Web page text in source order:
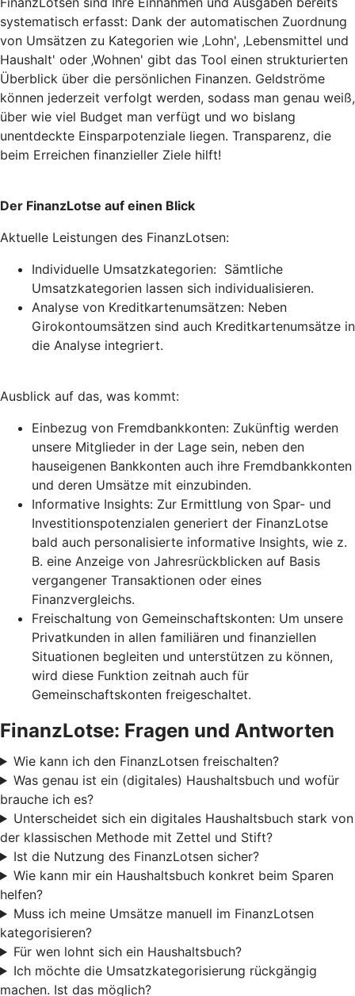
systematisch erfasst: Dank der automatischen Zuordnung
von Umsätzen zu Kategorien wie ‚Lohn', ‚Lebensmittel und
Haushalt' oder ‚Wohnen' gibt das Tool einen strukturierten
Überblick über die persönlichen Finanzen. Geldströme
können jederzeit verfolgt werden, sodass man genau weiß,
über wie viel Budget man verfügt und wo bislang
unentdeckte Einsparpotenziale liegen. Transparenz, die
beim Erreichen finanzieller Ziele hilft!
Der FinanzLotse auf einen Blick
Aktuelle Leistungen des FinanzLotsen:
Individuelle Umsatzkategorien: Sämtliche
Umsatzkategorien lassen sich individualisieren.
Analyse von Kreditkartenumsätzen: Neben
Girokontoumsätzen sind auch Kreditkartenumsätze in
die Analyse integriert.
Ausblick auf das, was kommt:
Einbezug von Fremdbankkonten: Zukünftig werden
unsere Mitglieder in der Lage sein, neben den
hauseigenen Bankkonten auch ihre Fremdbankkonten
und deren Umsätze mit einzubinden.
Informative Insights: Zur Ermittlung von Spar- und
Investitionspotenzialen generiert der FinanzLotse
bald auch personalisierte informative Insights, wie z.
B. eine Anzeige von Jahresrückblicken auf Basis
vergangener Transaktionen oder eines
Finanzvergleichs.
Freischaltung von Gemeinschaftskonten: Um unsere
Privatkunden in allen familiären und finanziellen
Situationen begleiten und unterstützen zu können,
wird diese Funktion zeitnah auch für
Gemeinschaftskonten freigeschaltet.
FinanzLotse: Fragen und Antworten
Wie kann ich den FinanzLotsen freischalten?
Was genau ist ein (digitales) Haushaltsbuch und wofür
brauche ich es?
Unterscheidet sich ein digitales Haushaltsbuch stark von
der klassischen Methode mit Zettel und Stift?
Ist die Nutzung des FinanzLotsen sicher?
Wie kann mir ein Haushaltsbuch konkret beim Sparen
helfen?
Muss ich meine Umsätze manuell im FinanzLotsen
kategorisieren?
Für wen lohnt sich ein Haushaltsbuch?
Ich möchte die Umsatzkategorisierung rückgängig
machen. Ist das möglich?